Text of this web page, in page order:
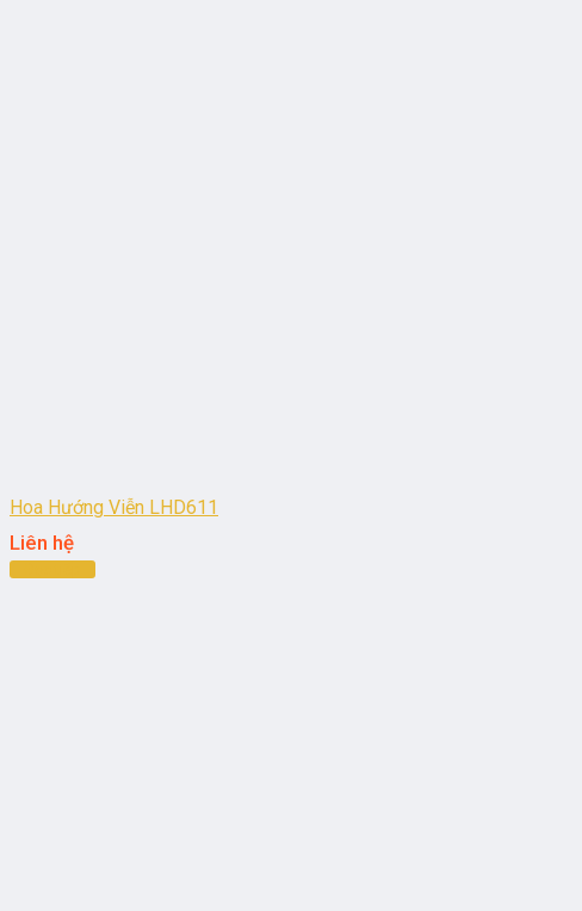
Hoa Hướng Viễn LHD611
Liên hệ